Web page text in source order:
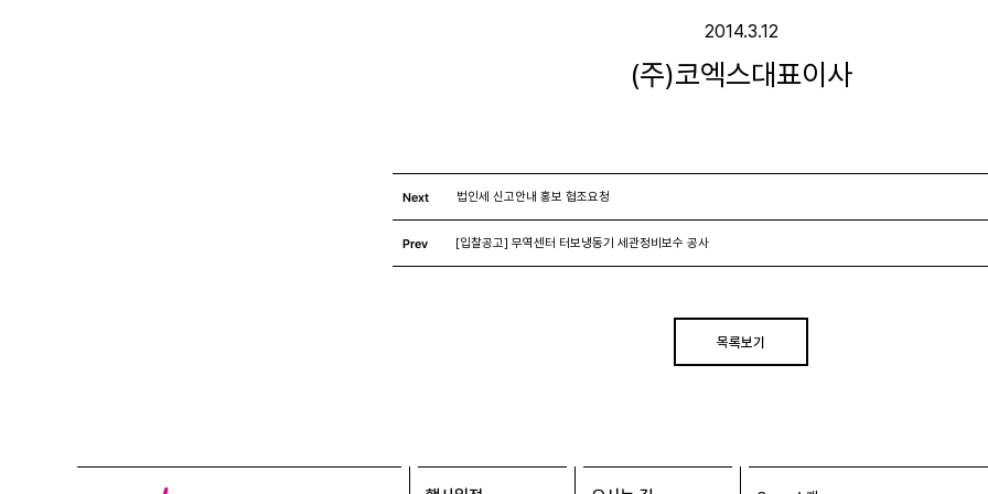
2014.3.12
(주)코엑스대표이사
Next 법인세 신고안내 홍보 협조요청
Prev [입찰공고] 무역센터 터보냉동기 세관정비보수 공사
목록보기